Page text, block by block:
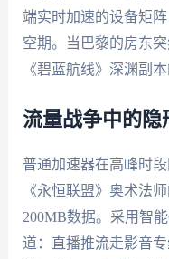
端实时加速的设备矩
空期。当巴黎的房东
《碧蓝航线》深渊副
流量战争中的隐
普通加速器在高峰时
《永恒联盟》奥术法
200MB数据。采用智
道：直播推流走影音